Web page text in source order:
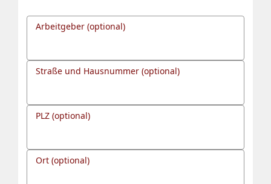
Arbeitgeber (optional)
Straße und Hausnummer (optional)
PLZ (optional)
Ort (optional)